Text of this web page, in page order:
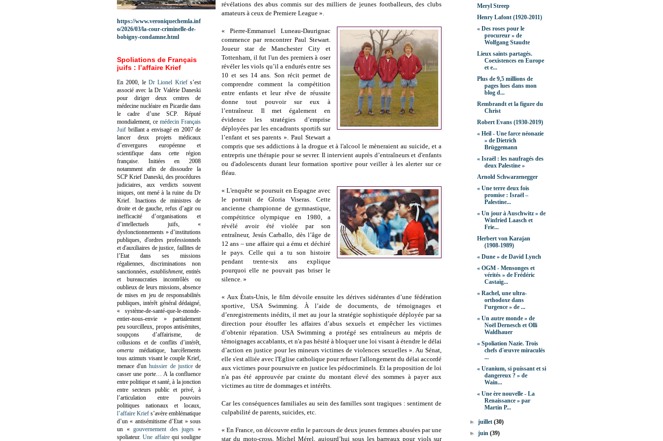
révélations des abus commis sur des milliers de jeunes footballeurs, des clubs
amateurs à ceux de Premiere League ».
« Pierre-Emmanuel Luneau-Daurignac
commence par rencontrer Paul Stewart.
Joueur star de Manchester City et
Tottenham, il fut l'un des premiers à oser
révéler les viols qu’il a endurés entre ses
10 et ses 14 ans. Son récit permet de
comprendre comment la compétition
entre enfants et leur rêve de réussite
donne tout pouvoir sur eux à
l’entraîneur. Il met également en
évidence les stratégies d’emprise
déployées par les encadrants sportifs sur
l’enfant et ses parents ». Paul Stewart a
compris que ses addictions à la drogue et à l'alcool le mèneraient au suicide, et a
entrepris une thérapie pour se sevrer. Il intervient auprès d’entraîneurs et d'enfants
ou d'adolescents durant leur formation sportive pour veiller à les alerter sur ce
fléau.
« L'enquête se poursuit en Espagne avec
le portrait de Gloria Viseras. Cette
ancienne championne de gymnastique,
compétitrice olympique en 1980, a
révélé avoir été violée par son
entraîneur, Jesús Carballo, dès l’âge de
12 ans – une affaire qui a ému et déchiré
le pays. Celle qui a tu son histoire
pendant trente-six ans explique
pourquoi elle ne pouvait pas briser le
silence. »
« Aux États-Unis, le film dévoile ensuite les dérives sidérantes d’une fédération
sportive, USA Swimming. À l’aide de documents, de témoignages et
d’enregistrements inédits, il met au jour la stratégie sophistiquée déployée par sa
direction pour étouffer les affaires d’abus sexuels et empêcher les victimes
d’obtenir réparation. USA Swimming a protégé ses entraîneurs au mépris de
témoignages accablants, et n'a pas hésité à bloquer une loi visant à étendre le délai
d’action en justice pour les mineurs victimes de violences sexuelles ». Au Sénat,
elle s'est alliée avec l'Eglise catholique pour refuser l'allongement du délai accordé
aux victimes pour poursuivre en justice les pédocriminels. Et la proposition de loi
n'a pas été approuvée par crainte du montant élevé des sommes à payer aux
victimes au titre de dommages et intérêts.
Car les conséquences familiales au sein des familles sont tragiques : sentiment de
culpabilité de parents, suicides, etc.
« En France, on découvre enfin le parcours de deux jeunes femmes abusées par une
star du moto-cross, Michel Mérel, aujourd’hui sous les barreaux pour viols sur
https://www.veroniquechemla.inf
o/2026/03/la-cour-criminelle-de-
bobigny-condamne.html
Spoliations de Français
juifs : l’affaire Krief
En 2000, le Dr Lionel Kriefs’est
associé avec la Dr Valérie Daneski
pour diriger deux centres de
médecine nucléaire en Picardie dans
le cadre d’une SCP. Réputé
mondialement, ce médecin Français
Juif brillant a envisagé en 2007 de
lancer deux projets médicaux
d’envergures européenne et
scientifique dans cette région
française. Initiées en 2008
notamment afin de dissoudre la
SCP Krief Daneski, des procédures
judiciaires, aux verdicts souvent
iniques, ont mené à la ruine du Dr
Krief. Inactions de ministres de
droite et de gauche, refus d’agir ou
inefficacité d’organisations et
d’intellectuels juifs, «
dysfonctionnements » d’institutions
publiques, d'ordres professionnels
et d'auxiliaires de justice, faillites de
l’Etat dans ses missions
régaliennes, discriminations non
sanctionnées, establishment, entités
et bureaucraties incontrôlés ou
oublieux de leurs missions, absence
de mises en jeu de responsabilités
publiques, intérêt général dédaigné,
« système-de-santé-que-le-monde-
entier-nous-envie » partialement
peu sourcilleux, propos antisémites,
soupçons d’affairisme, de
collusions et de conflits d’intérêt,
omerta médiatique, harcèlements
tous azimuts visant le couple Krief,
menace d'unhuissier de justicede
casser une porte… A la confluence
entre politique et santé, à la jonction
entre secteurs public et privé, à
l’articulation entre pouvoirs
politiques nationaux et locaux,
l’affaire Krief s’avère emblématique
d’un « antisémitisme d’Etat » sous
un «gouvernement des juges »
spoliateur.Une affairequi souligne
Meryl Streep
Henry Lafont (1920-2011)
« Des roses pour le
procureur » de
Wolfgang Staudte
Lieux saints partagés.
Coexistences en Europe
et e...
Plus de 9,5 millions de
pages lues dans mon
blog d...
Rembrandt et la figure du
Christ
Robert Evans (1930-2019)
« Heil - Une farce néonazie
» de Dietrich
Brüggemann
« Israël : les naufragés des
deux Palestine »
Arnold Schwarzenegger
« Une terre deux fois
promise : Israël –
Palestine...
« Un jour à Auschwitz » de
Winfried Laasch et
Frie...
Herbert von Karajan
(1908-1989)
« Dune » de David Lynch
« OGM - Mensonges et
vérités » de Frédéric
Castaig...
« Rachel, une ultra-
orthodoxe dans
l‘urgence » de ...
« Un autre monde » de
Noël Dernesch et Olli
Waldhauer
« Spoliation Nazie. Trois
chefs d'œuvre miraculés
...
« Uranium, si puissant et si
dangereux ? » de
Wain...
« Une ère nouvelle - La
Renaissance » par
Martin P...
►juillet(30)
►juin(39)